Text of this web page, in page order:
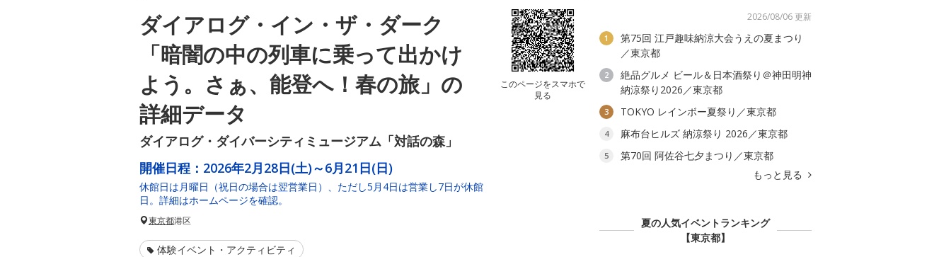
ダイアログ・イン・ザ・ダーク
「暗闇の中の列車に乗って出かけ
よう。さぁ、能登へ！春の旅」の
詳細データ
ダイアログ・ダイバーシティミュージアム「対話の森」
このページをスマホで
見る
開催日程： 2026年2月28日(土)～6月21日(日)
休館日は月曜日（祝日の場合は翌営業日）、ただし5月4日は営業し7日が休館
日。詳細はホームページを確認。
東京都港区
体験イベント・アクティビティ
2026/08/06 更新
1
第75回 江戸趣味納涼大会うえの夏まつり
／東京都
2
絶品グルメ ビール＆日本酒祭り＠神田明神
納涼祭り2026／東京都
3 TOKYO レインボー夏祭り／東京都
4 麻布台ヒルズ 納涼祭り 2026／東京都
5
第70回 阿佐谷七夕まつり／東京都
もっと見る
夏の人気イベントランキング
【東京都】